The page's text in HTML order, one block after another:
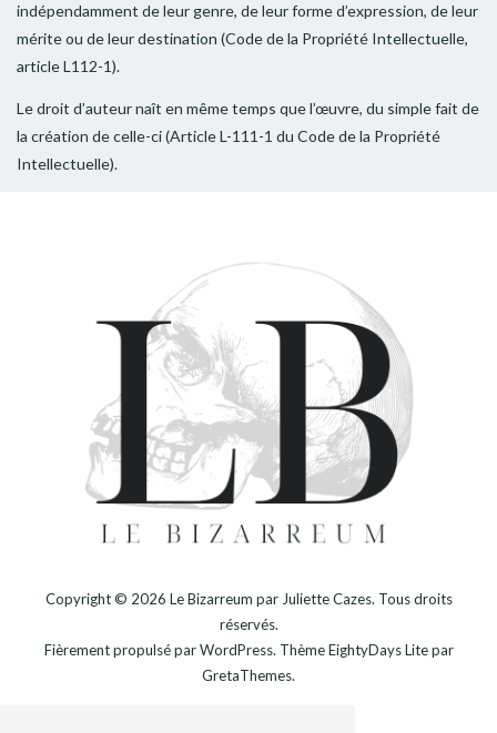
indépendamment de leur genre, de leur forme d’expression, de leur
mérite ou de leur destination (Code de la Propriété Intellectuelle,
article L112-1).
Le droit d’auteur naît en même temps que l’œuvre, du simple fait de
la création de celle-ci (Article L-111-1 du Code de la Propriété
Intellectuelle).
Copyright © 2026 Le Bizarreum par Juliette Cazes. Tous droits
réservés.
Fièrement propulsé parWordPress. ThèmeEightyDays Litepar
GretaThemes.